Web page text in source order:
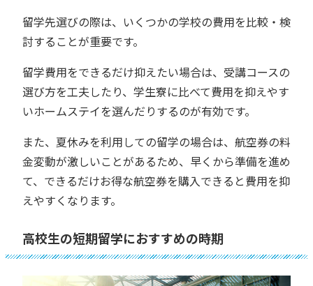
留学先選びの際は、いくつかの学校の費用を比較・検
討することが重要です。
留学費用をできるだけ抑えたい場合は、受講コースの
選び方を工夫したり、学生寮に比べて費用を抑えやす
いホームステイを選んだりするのが有効です。
また、夏休みを利用しての留学の場合は、航空券の料
金変動が激しいことがあるため、早くから準備を進め
て、できるだけお得な航空券を購入できると費用を抑
えやすくなります。
高校生の短期留学におすすめの時期